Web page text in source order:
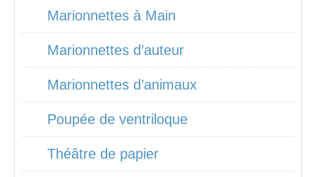
Marionnettes à Main
Marionnettes d’auteur
Marionnettes d’animaux
Poupée de ventriloque
Théâtre de papier